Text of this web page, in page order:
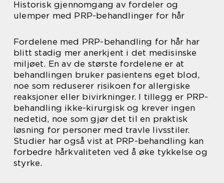
Historisk gjennomgang av fordeler og
ulemper med PRP-behandlinger for hår
Fordelene med PRP-behandling for hår har
blitt stadig mer anerkjent i det medisinske
miljøet. En av de største fordelene er at
behandlingen bruker pasientens eget blod,
noe som reduserer risikoen for allergiske
reaksjoner eller bivirkninger. I tillegg er PRP-
behandling ikke-kirurgisk og krever ingen
nedetid, noe som gjør det til en praktisk
løsning for personer med travle livsstiler.
Studier har også vist at PRP-behandling kan
forbedre hårkvaliteten ved å øke tykkelse og
styrke.